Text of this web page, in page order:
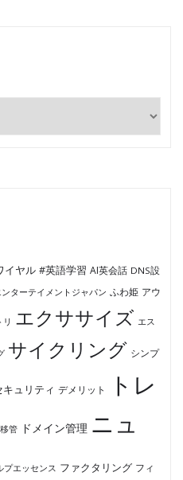
イヤル #英語学習 AI英会話 DNS設
ターテイメントジャパン ふわ姫 アウ
エクササイズ エス
サイクリング シンプ
キュリティ デメリット
トレ
管 ドメイン管理 ニュ
プエッセンス ファクタリング フィ